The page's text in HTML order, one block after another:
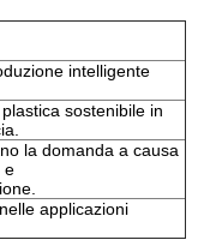
intelligente
sostenibile in
la domanda a causa
e
applicazioni